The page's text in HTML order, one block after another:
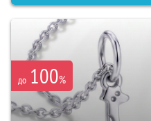
до 100%